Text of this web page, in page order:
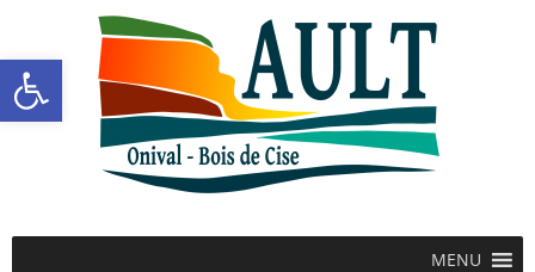
Ouvrir la barre d’outils
MENU